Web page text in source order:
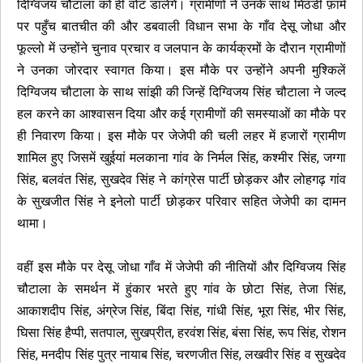
दिग्विजय चौटाला को ही वोट डालेंगे। ग्रामीणों ने उनके साथ मिठडी फ़ार्म
पर पहुँच बातचीत की और डबवाली विधान सभा के गाँव देसू जोधा और
फूल्लो में उन्होंने चुनाव प्रचार व जलपान के कार्यक्रमों के दौरान ग्रामीणों
ने उनका जोरदार स्वागत किया। इस मौके पर उन्होंने अपनी मुश्किलें
दिग्विजय चौटाला के साथ सांझी की जिन्हें दिग्विजय सिंह चौटाला ने जल्द
हल करने का आश्वासन दिया और कई ग्रामीणों की समस्याओं का मौके पर
ही निवारण किया। इस मौके पर जेजेपी की चली लहर में हजारों ग्रामीण
शामिल हुए जिसमें खुईयां मलकाना गांव के निर्मल सिंह, कश्मीर सिंह, जग्गा
सिंह, बलवंत सिंह, सुखदेव सिंह ने कांग्रेस पार्टी छोड़कर और लोहगढ़ गांव
के सुखजीत सिंह ने इनेलो पार्टी छोड़कर परिवार सहित जेजेपी का दामन
थामा।
वहीं इस मौके पर देसू जोधा गाँव में जेजेपी की नीतियों और दिग्विजय सिंह
चौटाला के समर्थन में हुंकार भरते हुए गांव के छोटा सिंह, तेजा सिंह,
आकाशदीप सिंह, अंग्रेज सिंह, बिंदा सिंह, गांधी सिंह, भूरा सिंह, भीर सिंह,
घिसा सिंह हैप्पी, सतपाल, सुखप्रीत, हरवंश सिंह, बंसा सिंह, रूप सिंह, रोशन
सिंह, मनदीप सिंह पुत्र नायाब सिंह, चरणजीत सिंह, लखवीर सिंह व सुखदेव